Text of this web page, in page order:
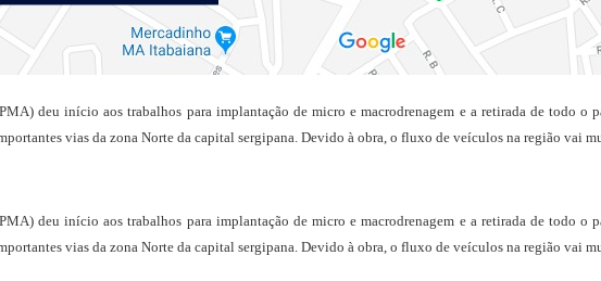
deu início aos trabalhos para implantação de micro e macrodrenagem e a retirada de todo o
vias da zona Norte da capital sergipana. Devido à obra, o fluxo de veículos na região vai
deu início aos trabalhos para implantação de micro e macrodrenagem e a retirada de todo o
vias da zona Norte da capital sergipana. Devido à obra, o fluxo de veículos na região vai